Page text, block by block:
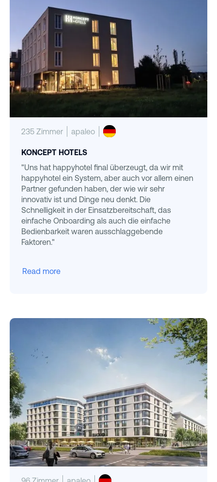
235 Zimmer apaleo
KONCEPT HOTELS
"Uns hat happyhotel final überzeugt, da wir mit
happyhotel ein System, aber auch vor allem einen
Partner gefunden haben, der wie wir sehr
innovativ ist und Dinge neu denkt. Die
Schnelligkeit in der Einsatzbereitschaft, das
einfache Onboarding als auch die einfache
Bedienbarkeit waren ausschlaggebende
Faktoren."
Read more